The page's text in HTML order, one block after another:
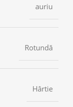
auriu
Rotundă
Hârtie